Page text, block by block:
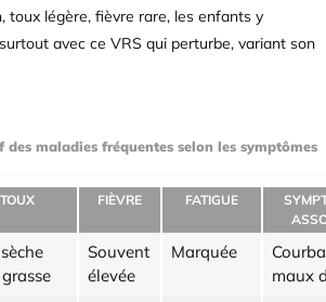
toux légère, fièvre rare, les enfants y
avec ce VRS qui perturbe, variant son
des maladies fréquentes selon les symptômes
TOUX FIÈVRE FATIGUE
Souvent
élevée
Marquée
maux